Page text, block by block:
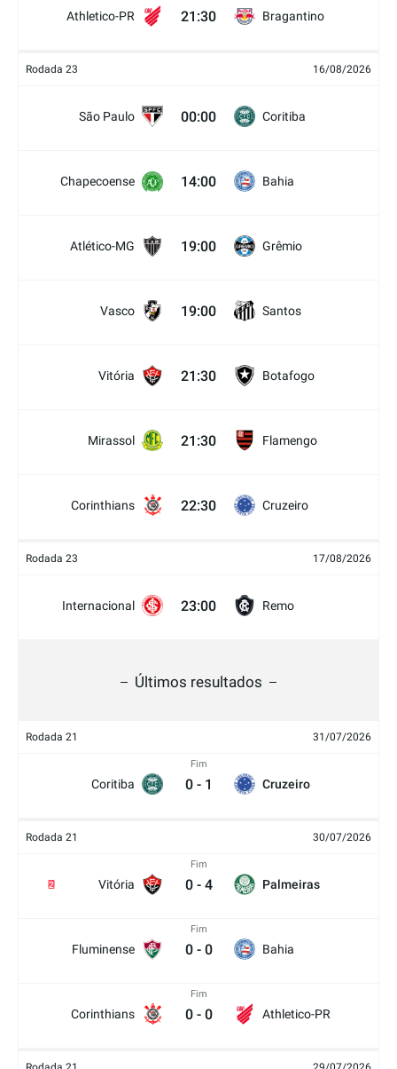
Athletico-PR 21:30 Bragantino
Rodada 23 16/08/2026
São Paulo 00:00 Coritiba
Chapecoense 14:00 Bahia
Atlético-MG 19:00 Grêmio
Vasco 19:00 Santos
Vitória 21:30 Botafogo
Mirassol 21:30 Flamengo
Corinthians 22:30 Cruzeiro
Rodada 23 17/08/2026
Internacional 23:00 Remo
Últimos resultados
Rodada 21 31/07/2026
Coritiba
Fim
0 - 1 Cruzeiro
Rodada 21 30/07/2026
Vitória
2
Fim
0 - 4 Palmeiras
Fluminense
Fim
0 - 0 Bahia
Corinthians
Fim
0 - 0 Athletico-PR